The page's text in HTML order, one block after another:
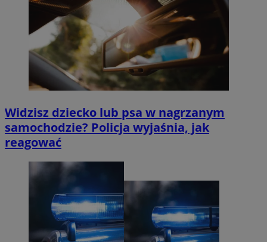
Widzisz dziecko lub psa w nagrzanym
samochodzie? Policja wyjaśnia, jak
reagować